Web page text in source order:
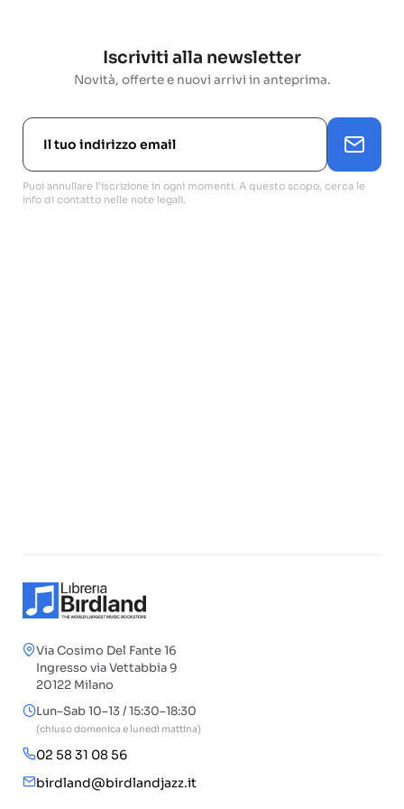
Iscriviti alla newsletter
Novità, offerte e nuovi arrivi in anteprima.
Puoi annullare l'iscrizione in ogni momenti. A questo scopo, cerca le
info di contatto nelle note legali.
Via Cosimo Del Fante 16
Ingresso via Vettabbia 9
20122 Milano
Lun–Sab 10–13 / 15:30–18:30
(chiuso domenica e lunedì mattina)
02 58 31 08 56
birdland@birdlandjazz.it